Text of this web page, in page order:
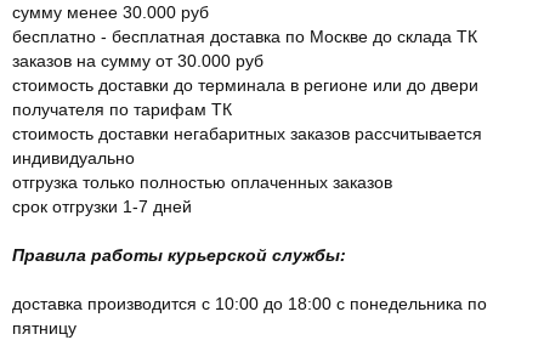
сумму менее 30.000 руб
бесплатно - бесплатная доставка по Москве до склада ТК
заказов на сумму от 30.000 руб
стоимость доставки до терминала в регионе или до двери
получателя по тарифам ТК
стоимость доставки негабаритных заказов рассчитывается
индивидуально
отгрузка только полностью оплаченных заказов
срок отгрузки 1-7 дней
Правила работы курьерской службы:
доставка производится с 10:00 до 18:00 с понедельника по
пятницу